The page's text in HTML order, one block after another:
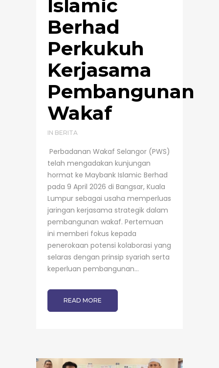
Islamic
Berhad
Perkukuh
Kerjasama
Pembangunan
Wakaf
IN BERITA
Perbadanan Wakaf Selangor (PWS)
telah mengadakan kunjungan
hormat ke Maybank Islamic Berhad
pada 9 April 2026 di Bangsar, Kuala
Lumpur sebagai usaha memperluas
jaringan kerjasama strategik dalam
pembangunan wakaf. Pertemuan
ini memberi fokus kepada
penerokaan potensi kolaborasi yang
selaras dengan prinsip syariah serta
keperluan pembangunan...
READ MORE